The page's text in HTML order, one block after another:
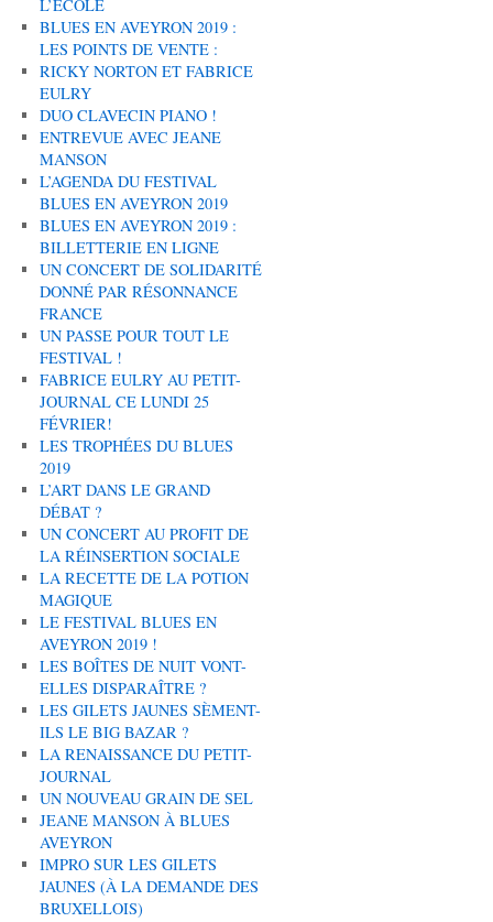
L’ÉCOLE
BLUES EN AVEYRON 2019 :
LES POINTS DE VENTE :
RICKY NORTON ET FABRICE
EULRY
DUO CLAVECIN PIANO !
ENTREVUE AVEC JEANE
MANSON
L’AGENDA DU FESTIVAL
BLUES EN AVEYRON 2019
BLUES EN AVEYRON 2019 :
BILLETTERIE EN LIGNE
UN CONCERT DE SOLIDARITÉ
DONNÉ PAR RÉSONNANCE
FRANCE
UN PASSE POUR TOUT LE
FESTIVAL !
FABRICE EULRY AU PETIT-
JOURNAL CE LUNDI 25
FÉVRIER!
LES TROPHÉES DU BLUES
2019
L’ART DANS LE GRAND
DÉBAT ?
UN CONCERT AU PROFIT DE
LA RÉINSERTION SOCIALE
LA RECETTE DE LA POTION
MAGIQUE
LE FESTIVAL BLUES EN
AVEYRON 2019 !
LES BOÎTES DE NUIT VONT-
ELLES DISPARAÎTRE ?
LES GILETS JAUNES SÈMENT-
ILS LE BIG BAZAR ?
LA RENAISSANCE DU PETIT-
JOURNAL
UN NOUVEAU GRAIN DE SEL
JEANE MANSON À BLUES
AVEYRON
IMPRO SUR LES GILETS
JAUNES (À LA DEMANDE DES
BRUXELLOIS)